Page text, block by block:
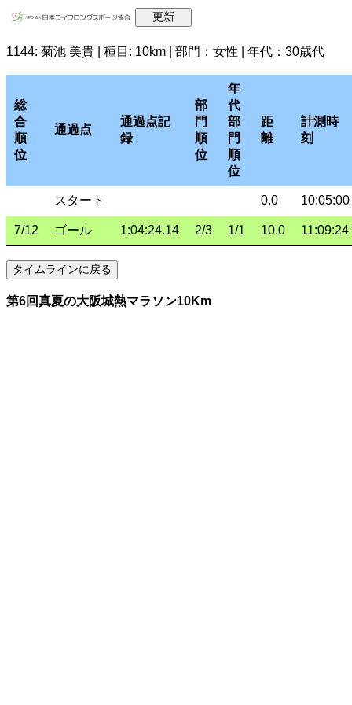
1144: 菊池 美貴 | 種目: 10km | 部門：女性 | 年代：30歳代
総
合
順
位
通過点
通過点記
録
部
門
順
位
年
代
部
門
順
位
距
離
計測時
刻
スタート 0.0 10:05:00
7/12 ゴール 1:04:24.14 2/3 1/1 10.0 11:09:24
第6回真夏の大阪城熱マラソン10Km